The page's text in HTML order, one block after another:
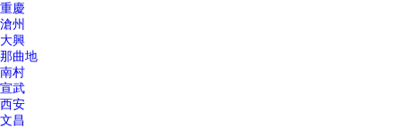
重慶
滄州
大興
那曲地
南村
宣武
西安
文昌